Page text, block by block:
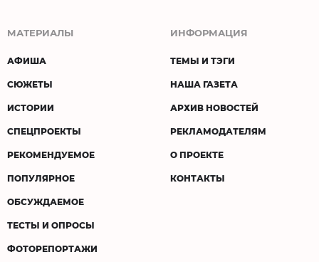
МАТЕРИАЛЫ
АФИША
СЮЖЕТЫ
ИСТОРИИ
СПЕЦПРОЕКТЫ
РЕКОМЕНДУЕМОЕ
ПОПУЛЯРНОЕ
ОБСУЖДАЕМОЕ
ТЕСТЫ И ОПРОСЫ
ФОТОРЕПОРТАЖИ
ИНФОРМАЦИЯ
ТЕМЫ И ТЭГИ
НАША ГАЗЕТА
АРХИВ НОВОСТЕЙ
РЕКЛАМОДАТЕЛЯМ
О ПРОЕКТЕ
КОНТАКТЫ